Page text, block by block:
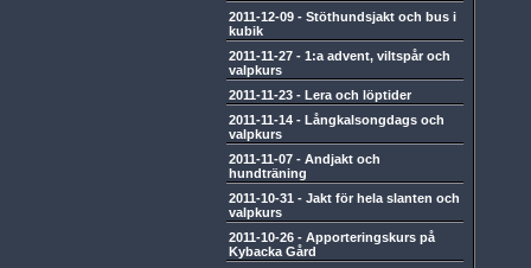
2011-12-09 - Stöthundsjakt och bus i
kubik
2011-11-27 - 1:a advent, viltspår och
valpkurs
2011-11-23 - Lera och löptider
2011-11-14 - Långkalsongdags och
valpkurs
2011-11-07 - Andjakt och
hundträning
2011-10-31 - Jakt för hela slanten och
valpkurs
2011-10-26 - Apporteringskurs på
Kybacka Gård